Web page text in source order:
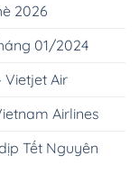
2026
01/2024
Air
Airlines
Tết Nguyên